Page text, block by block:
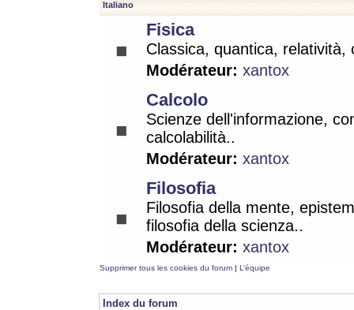
Italiano
Fisica
Classica, quantica, relatività,
Modérateur: xantox
Calcolo
Scienze dell'informazione,
calcolabilità..
Modérateur: xantox
Filosofia
Filosofia della mente,
filosofia della scienza..
Modérateur: xantox
Supprimer tous les cookies du forum | L’équipe
Index du forum